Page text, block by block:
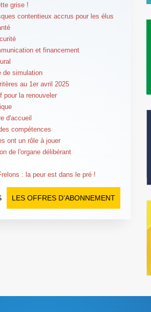
grise !
contentieux accrus pour les élus
et financement
de simulation
au 1er avril 2025
pour la renouveler
d'accueil
compétences
ont un rôle à jouer
de l'organe délibérant
: la peur est dans le pré !
LES OFFRES D’ABONNEMENT